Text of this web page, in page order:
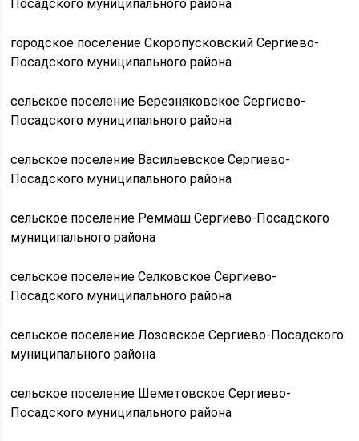
Посадского муниципального района
городское поселение Скоропусковский Сергиево-
Посадского муниципального района
сельское поселение Березняковское Сергиево-
Посадского муниципального района
сельское поселение Васильевское Сергиево-
Посадского муниципального района
сельское поселение Реммаш Сергиево-Посадского
муниципального района
сельское поселение Селковское Сергиево-
Посадского муниципального района
сельское поселение Лозовское Сергиево-Посадского
муниципального района
сельское поселение Шеметовское Сергиево-
Посадского муниципального района